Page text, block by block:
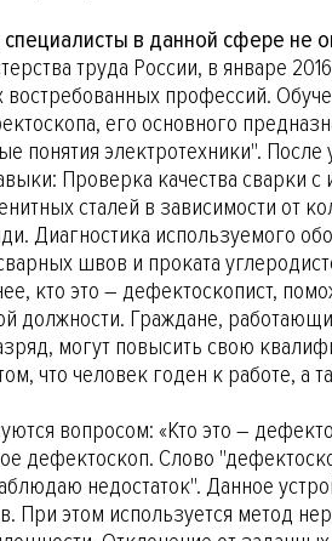
в данной сфере не
труда России, в январе
профессий.
его основного
понятия электротехники".
Проверка качества сварки
сталей в зависимости от
Диагностика используемого
швов и проката
кто это – дефектоскопист,
должности. Граждане,
могут повысить свою
что человек годен к работе,
вопросом: «Кто это –
дефектоскоп. Слово
недостаток". Данное
При этом используется метод